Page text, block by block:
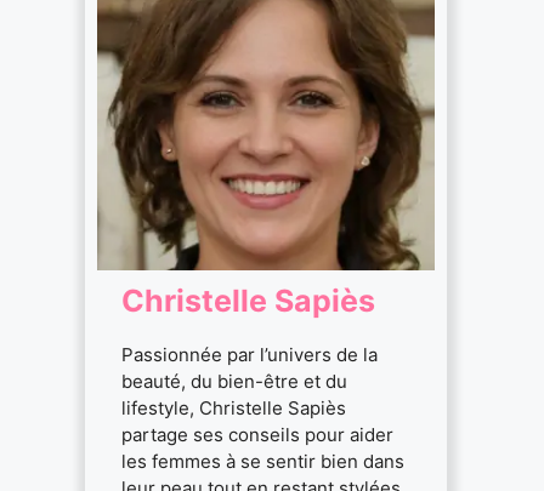
Christelle Sapiès
Passionnée par l’univers de la
beauté, du bien-être et du
lifestyle, Christelle Sapiès
partage ses conseils pour aider
les femmes à se sentir bien dans